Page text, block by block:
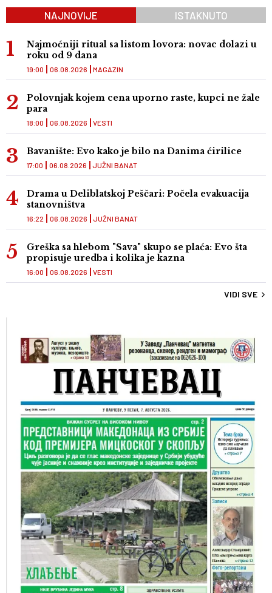
NAJNOVIJE ISTAKNUTO
Najmoćniji ritual sa listom lovora: novac dolazi u
roku od 9 dana
MAGAZIN
19:00 06.08.2026
Polovnjak kojem cena uporno raste, kupci ne žale
para
VESTI
18:00 06.08.2026
Bavanište: Evo kako je bilo na Danima ćirilice
JUŽNI BANAT
17:00 06.08.2026
Drama u Deliblatskoj Peščari: Počela evakuacija
stanovništva
JUŽNI BANAT
16:22 06.08.2026
Greška sa hlebom "Sava" skupo se plaća: Evo šta
propisuje uredba i kolika je kazna
VESTI
16:00 06.08.2026
VIDI SVE